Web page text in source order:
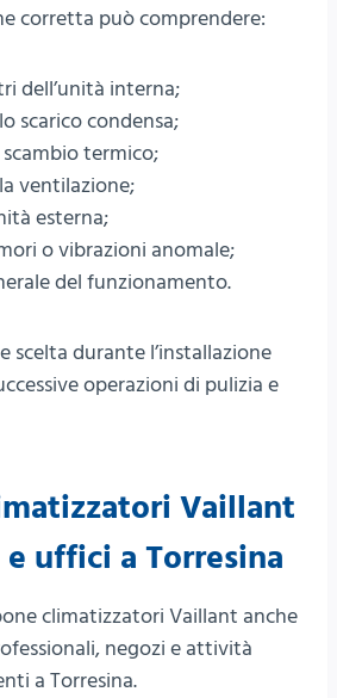
corretta può comprendere:
dell’unità interna;
scarico condensa;
termico;
ventilazione;
esterna;
o vibrazioni anomale;
del funzionamento.
scelta durante l’installazione
operazioni di pulizia e
Vaillant
uffici a Torresina
climatizzatori Vaillant anche
negozi e attività
a Torresina.